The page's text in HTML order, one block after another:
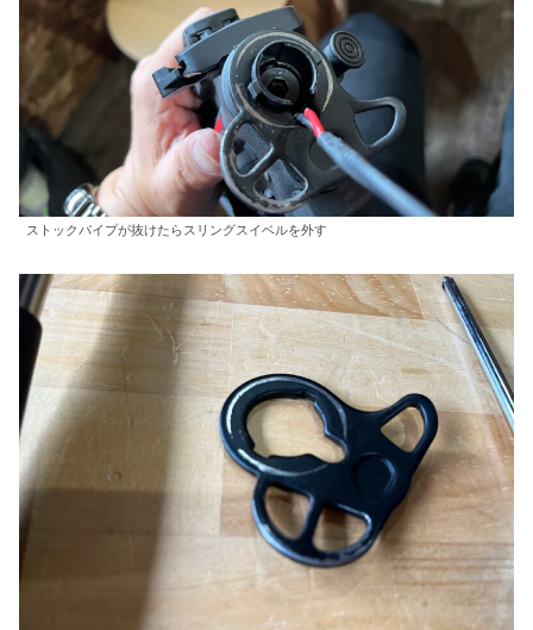
ストックパイプが抜けたらスリングスイベルを外す